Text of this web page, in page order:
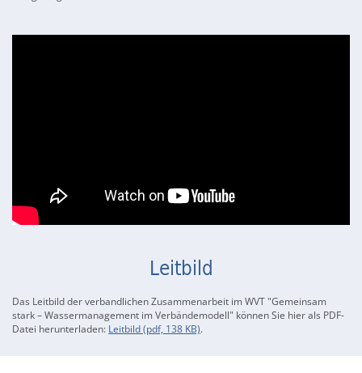
Leitbild
Das Leitbild der verbandlichen Zusammenarbeit im WVT "Gemeinsam
stark – Wassermanagement im Verbändemodell" können Sie hier als PDF-
Datei herunterladen: Leitbild (pdf, 138 KB).